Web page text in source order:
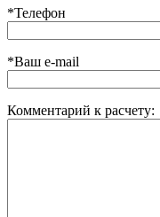
*Телефон
*Ваш e-mail
Комментарий к расчету: